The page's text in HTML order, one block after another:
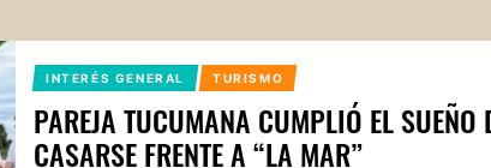
INTERÉS GENERAL TURISMO
PAREJA TUCUMANA CUMPLIÓ EL SUEÑO
CASARSE FRENTE A “LA MAR”